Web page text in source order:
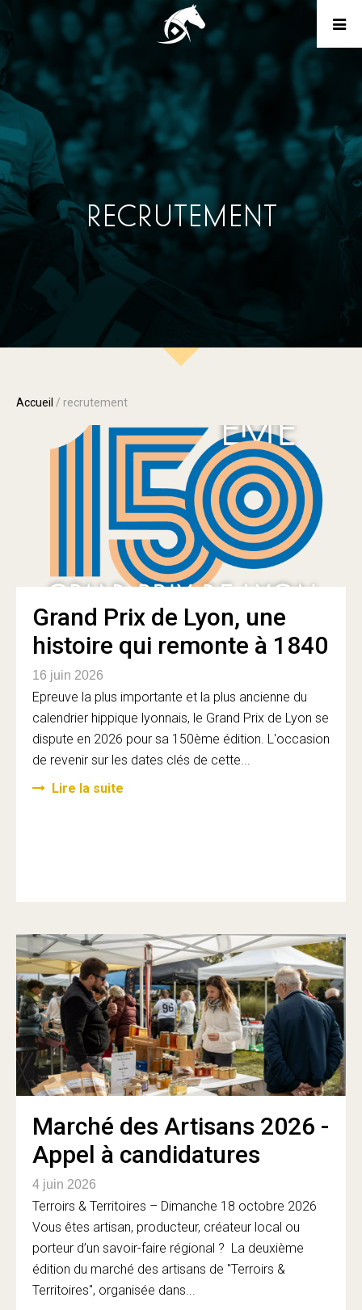
RECRUTEMENT
Accueil / recrutement
Grand Prix de Lyon, une
histoire qui remonte à 1840
16 juin 2026
Epreuve la plus importante et la plus ancienne du
calendrier hippique lyonnais, le Grand Prix de Lyon se
dispute en 2026 pour sa 150ème édition. L'occasion
de revenir sur les dates clés de cette...
Lire la suite
Marché des Artisans 2026 -
Appel à candidatures
4 juin 2026
Terroirs & Territoires – Dimanche 18 octobre 2026
Vous êtes artisan, producteur, créateur local ou
porteur d’un savoir-faire régional ? La deuxième
édition du marché des artisans de "Terroirs &
Territoires", organisée dans...